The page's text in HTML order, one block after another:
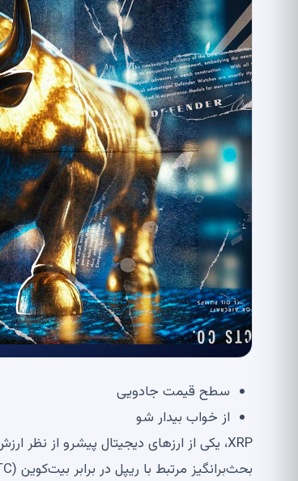
سطح قیمت جادویی
از خواب بیدار شو
XRP، یکی از ارزهای دیجیتال پیشرو از نظر ارزش بازار،
بحث‌برانگیز مرتبط با ریپل در برابر بیت‌کوین (BTC) و سایر آلت‌کوین‌های پیشرو تضعیف شود، ضربه‌ای وارد می‌کند.